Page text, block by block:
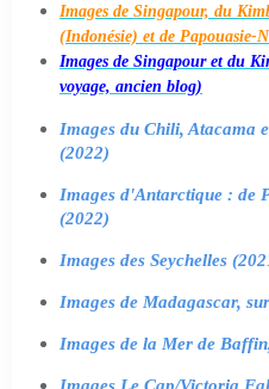
Images de Singapour, du
(Indonésie) et de Papouasie-
Images de Singapour et du
voyage, ancien blog)
Images du Chili, Atacama
(2022)
Images d'Antarctique : de
(2022)
Images des Seychelles
Images de Madagascar,
Images de la Mer de